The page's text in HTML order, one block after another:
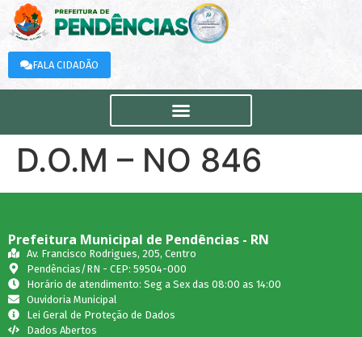
FALA CIDADÃO
D.O.M – NO 846
Prefeitura Municipal de Pendências - RN
Av. Francisco Rodrigues, 205, Centro
Pendências/RN - CEP: 59504-000
Horário de atendimento: Seg a Sex das 08:00 as 14:00
Ouvidoria Municipal
Lei Geral de Proteção de Dados
Dados Abertos